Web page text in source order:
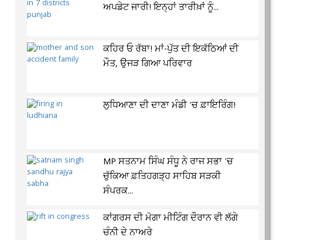
ਅਪਡੇਟ ਜਾਰੀ! ਇਨ੍ਹਾਂ ਤਾਰੀਖ਼ਾਂ ਨੂੰ...
ਕਹਿਰ ਓ ਰੱਬਾ! ਮਾਂ-ਪੁੱਤ ਦੀ ਇਕੱਠਿਆਂ ਦੀ
ਮੌਤ, ਉਜੜ ਗਿਆ ਪਰਿਵਾਰ
ਲੁਧਿਆਣਾ ਦੀ ਦਾਣਾ ਮੰਡੀ 'ਚ ਫ਼ਾਇਰਿੰਗ!
MP ਸਤਨਾਮ ਸਿੰਘ ਸੰਧੂ ਨੇ ਰਾਜ ਸਭਾ 'ਚ
ਚੁੱਕਿਆ ਫ਼ਤਿਹਗੜ੍ਹ ਸਾਹਿਬ ਸੜਕੀ
ਸੰਪਰਕ...
ਕਾਂਗਰਸ ਦੀ ਮੋਗਾ ਮੀਟਿੰਗ ਦੌਰਾਨ ਵੀ ਲੱਗੇ
ਚੰਨੀ ਦੇ ਨਾਅਰੇ